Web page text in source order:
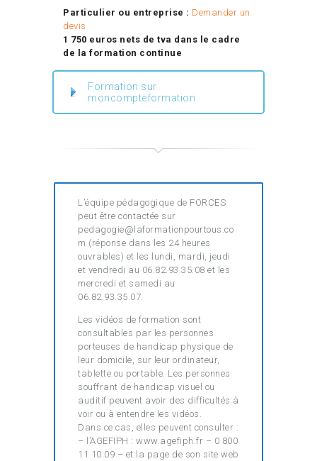
Particulier ou entreprise : Demander un
devis
1 750 euros nets de tva dans le cadre
de la formation continue
Formation sur
moncompteformation
L’équipe pédagogique de FORCES
peut être contactée sur
pedagogie@laformationpourtous.co
m (réponse dans les 24 heures
ouvrables) et les lundi, mardi, jeudi
et vendredi au 06.82.93.35.08 et les
mercredi et samedi au
06.82.93.35.07.
Les vidéos de formation sont
consultables par les personnes
porteuses de handicap physique de
leur domicile, sur leur ordinateur,
tablette ou portable. Les personnes
souffrant de handicap visuel ou
auditif peuvent avoir des difficultés à
voir ou à entendre les vidéos.
Dans ce cas, elles peuvent consulter :
– l’AGEFIPH : www.agefiph.fr – 0 800
11 10 09 – et la page de son site web